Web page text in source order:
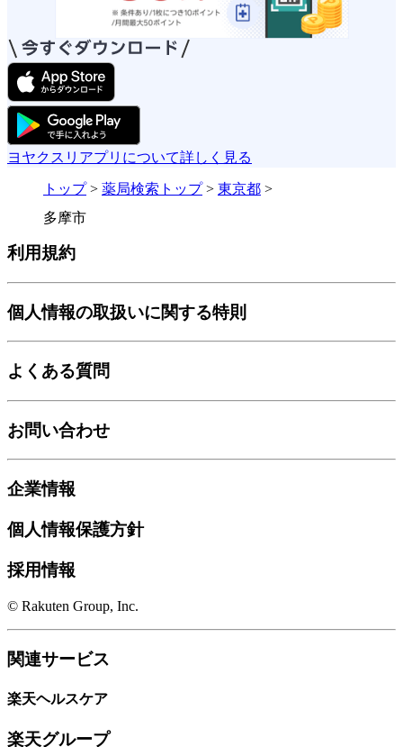
ヨヤクスリアプリについて詳しく見る
トップ> 薬局検索トップ> 東京都 >
多摩市
利用規約
個人情報の取扱いに関する特則
よくある質問
お問い合わせ
企業情報
個人情報保護方針
採用情報
© Rakuten Group, Inc.
関連サービス
楽天ヘルスケア
楽天グループ